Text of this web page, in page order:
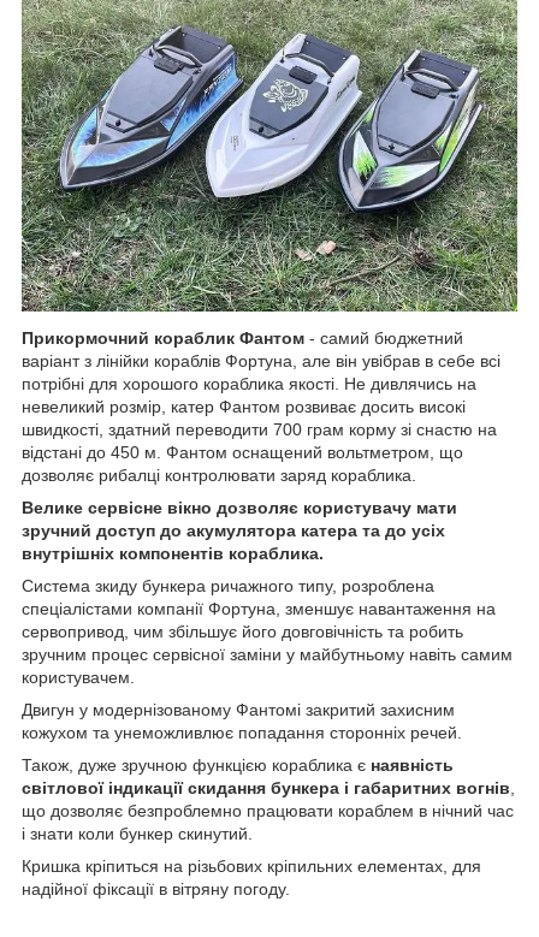
Прикормочний кораблик Фантом - самий бюджетний
варіант з лінійки кораблів Фортуна, але він увібрав в себе всі
потрібні для хорошого кораблика якості. Не дивлячись на
невеликий розмір, катер Фантом розвиває досить високі
швидкості, здатний переводити 700 грам корму зі снастю на
відстані до 450 м. Фантом оснащений вольтметром, що
дозволяє рибалці контролювати заряд кораблика.
Велике сервісне вікно дозволяє користувачу мати
зручний доступ до акумулятора катера та до усіх
внутрішніх компонентів кораблика.
Система зкиду бункера ричажного типу, розроблена
спеціалістами компанії Фортуна, зменшує навантаження на
сервопривод, чим збільшує його довговічність та робить
зручним процес сервісної заміни у майбутньому навіть самим
користувачем.
Двигун у модернізованому Фантомі закритий захисним
кожухом та унеможливлює попадання сторонніх речей.
Також, дуже зручною функцією кораблика є наявність
світлової індикації скидання бункера і габаритних вогнів
що дозволяє безпроблемно працювати кораблем в нічний час
і знати коли бункер скинутий.
Кришка кріпиться на різьбових кріпильних елементах, для
надійної фіксації в вітряну погоду.